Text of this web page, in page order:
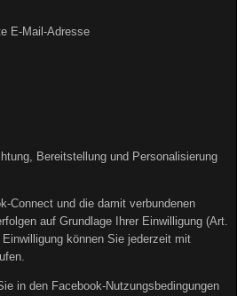
E-Mail-Adresse
Bereitstellung und Personalisierung
Connect und die damit verbundenen
auf Grundlage Ihrer Einwilligung (Art.
können Sie jederzeit mit
in den Facebook-Nutzungsbedingungen